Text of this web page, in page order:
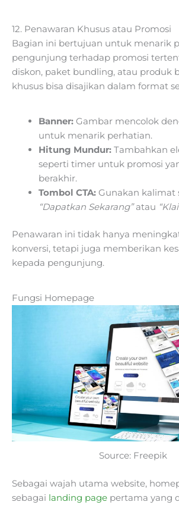
12. Penawaran Khusus atau Promosi
Bagian ini bertujuan untuk menarik
pengunjung terhadap promosi
diskon, paket bundling, atau produk
khusus bisa disajikan dalam format
Banner: Gambar mencolok
untuk menarik perhatian.
Hitung Mundur: Tambahkan
seperti timer untuk promosi
berakhir.
Tombol CTA: Gunakan kalimat
“Dapatkan Sekarang”atau
Penawaran ini tidak hanya
konversi, tetapi juga memberikan
kepada pengunjung.
Fungsi Homepage
Source: Freepik
Sebagai wajah utama website,
sebagai landing page pertama yang